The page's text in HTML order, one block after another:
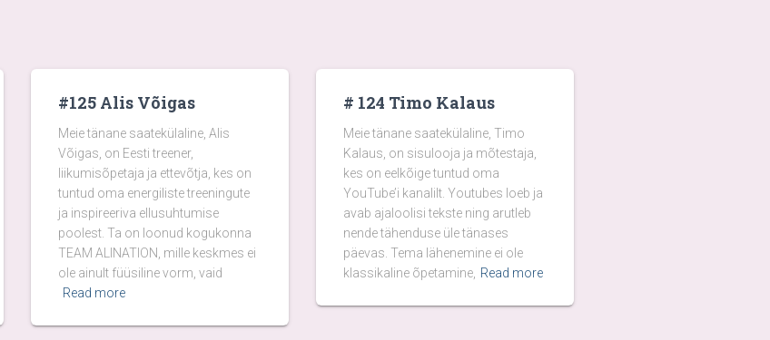
#125 Alis Võigas
Meie tänane saatekülaline, Alis
Võigas, on Eesti treener,
liikumisõpetaja ja ettevõtja, kes on
tuntud oma energiliste treeningute
ja inspireeriva ellusuhtumise
poolest. Ta on loonud kogukonna
TEAM ALINATION, mille keskmes ei
ole ainult füüsiline vorm, vaid
Read more
# 124 Timo Kalaus
Meie tänane saatekülaline, Timo
Kalaus, on sisulooja ja mõtestaja,
kes on eelkõige tuntud oma
YouTube’i kanalilt. Youtubes loeb ja
avab ajaloolisi tekste ning arutleb
nende tähenduse üle tänases
päevas. Tema lähenemine ei ole
klassikaline õpetamine, Read more